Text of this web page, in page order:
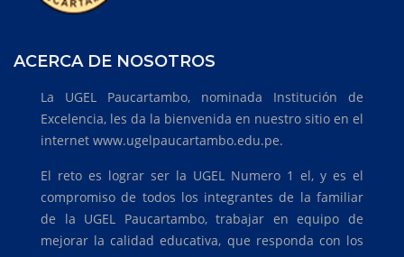
ACERCA DE NOSOTROS
La UGEL Paucartambo, nominada Institución de
Excelencia, les da la bienvenida en nuestro sitio en el
internet www.ugelpaucartambo.edu.pe.
El reto es lograr ser la UGEL Numero 1 el, y es el
compromiso de todos los integrantes de la familiar
de la UGEL Paucartambo, trabajar en equipo de
mejorar la calidad educativa, que responda con los